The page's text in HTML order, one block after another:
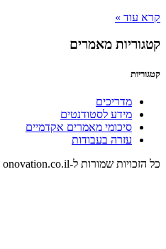
קרא עוד »
קטגוריות מאמרים
קטגוריות
מדריכים
מידע לסטודנטים
סיכומי מאמרים אקדמיים
עזרה בעבודות
כל הזכויות שמורות ל-onovation.co.il